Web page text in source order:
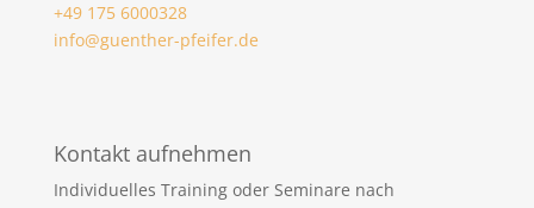
+49 175 6000328
info@guenther-pfeifer.de
Kontakt aufnehmen
Individuelles Training oder Seminare nach